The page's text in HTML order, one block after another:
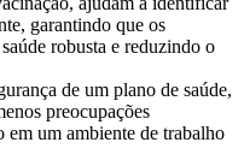
garantindo que os
robusta e reduzindo o
de um plano de saúde,
preocupações
em um ambiente de trabalho